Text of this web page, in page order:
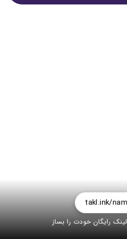
takl.ink/
رایگان خودت را بساز